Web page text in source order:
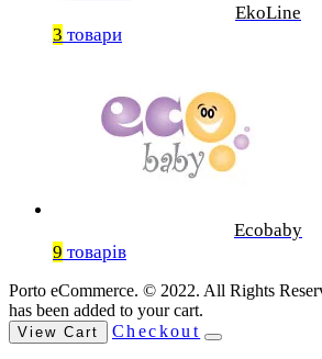
EkoLine
3 товари
Ecobaby
9 товарів
Porto eCommerce. © 2022. All Rights
has been added to your cart.
View Cart Checkout